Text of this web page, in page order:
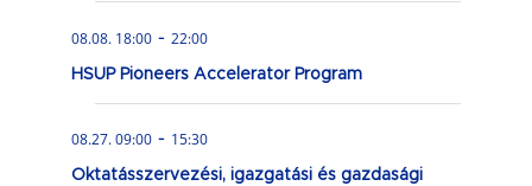
08.08. 18:00 - 22:00
HSUP Pioneers Accelerator Program
08.27. 09:00 - 15:30
Oktatásszervezési, igazgatási és gazdasági